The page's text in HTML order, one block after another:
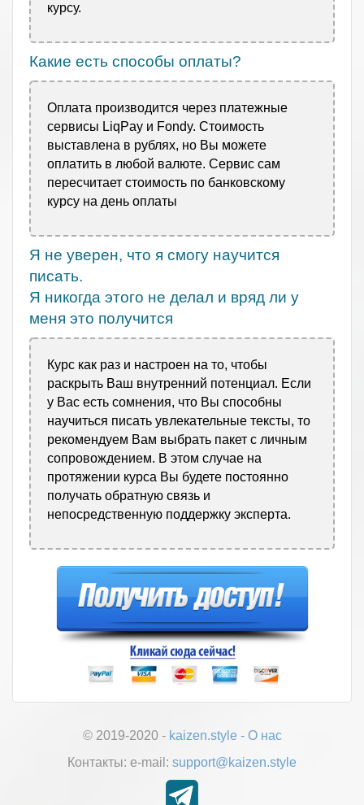
курсу.
Какие есть способы оплаты?
Оплата производится через платежные
сервисы LiqPay и Fondy. Стоимость
выставлена в рублях, но Вы можете
оплатить в любой валюте. Сервис сам
пересчитает стоимость по банковскому
курсу на день оплаты
Я не уверен, что я смогу научится
писать.
Я никогда этого не делал и вряд ли у
меня это получится
Курс как раз и настроен на то, чтобы
раскрыть Ваш внутренний потенциал. Если
у Вас есть сомнения, что Вы способны
научиться писать увлекательные тексты, то
рекомендуем Вам выбрать пакет с личным
сопровождением. В этом случае на
протяжении курса Вы будете постоянно
получать обратную связь и
непосредственную поддержку эксперта.
© 2019-2020 - kaizen.style- О нас
Контакты: е-mail: support@kaizen.style